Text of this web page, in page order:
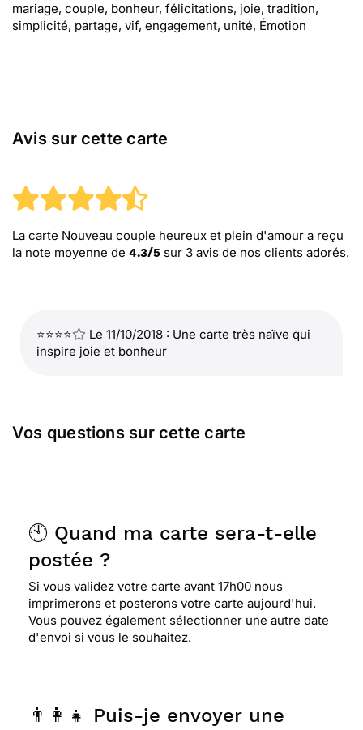
mariage, couple, bonheur, félicitations, joie, tradition,
simplicité, partage, vif, engagement, unité, Émotion
Avis sur cette carte
La carte Nouveau couple heureux et plein d'amour a reçu
la note moyenne de 4.3/5 sur 3 avis de nos clients adorés.
⭐⭐⭐⭐
Le 11/10/2018 : Une carte très naïve qui
inspire joie et bonheur
Vos questions sur cette carte
🕙 Quand ma carte sera-t-elle
postée ?
Si vous validez votre carte avant 17h00 nous
imprimerons et posterons votre carte aujourd'hui.
Vous pouvez également sélectionner une autre date
d'envoi si vous le souhaitez.
👨‍👩‍👧 Puis-je envoyer une